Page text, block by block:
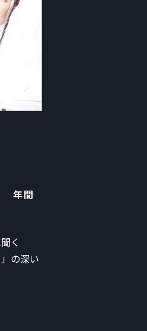
年間
聞く
」の深い